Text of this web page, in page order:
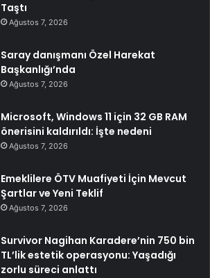
Taştı
Ağustos 7, 2026
Saray danışmanı Özel Harekat
Başkanlığı’nda
Ağustos 7, 2026
Microsoft, Windows 11 için 32 GB RAM
önerisini kaldırıldı: İşte nedeni
Ağustos 7, 2026
Emeklilere ÖTV Muafiyeti İçin Mevcut
Şartlar ve Yeni Teklif
Ağustos 7, 2026
Survivor Nagihan Karadere’nin 750 bin
TL’lik estetik operasyonu: Yaşadığı
zorlu süreci anlattı